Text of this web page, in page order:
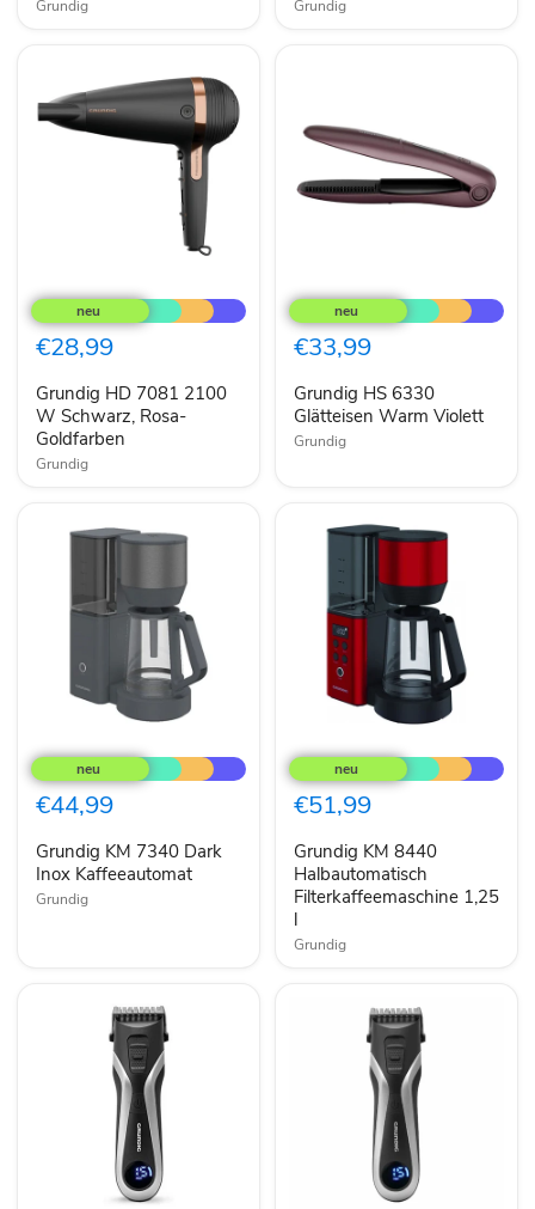
Grundig Grundig
HD
7081
2100
W
Rosa-
Goldfarben
€28,99
Grundig HD 7081 2100
W Schwarz, Rosa-
Goldfarben
Grundig
HS
6330
Glätteisen
Warm
€33,99
Grundig HS 6330
Glätteisen Warm Violett
Grundig
KM
7340
Dark
Inox
€44,99
Grundig KM 7340 Dark
Inox Kaffeeautomat
Grundig
KM
8440
Halbautomatisch
Filterkaffeemaschine
€51,99
Grundig KM 8440
Halbautomatisch
Filterkaffeemaschine 1,25
l
Grundig